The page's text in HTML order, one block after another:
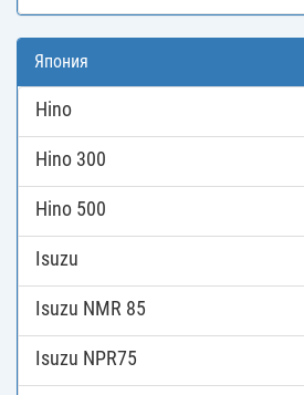
Япония
Hino
Hino 300
Hino 500
Isuzu
Isuzu NMR 85
Isuzu NPR75